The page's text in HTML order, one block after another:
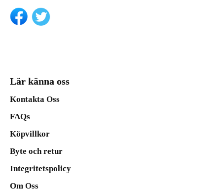
Lär känna oss
Kontakta Oss
FAQs
Köpvillkor
Byte och retur
Integritetspolicy
Om Oss